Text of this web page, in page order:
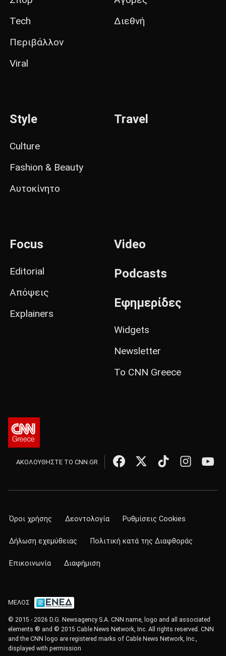
Tech
Περιβάλλον
Viral
Διεθνή
Style
Culture
Fashion & Beauty
Αυτοκίνητο
Travel
Focus
Editorial
Απόψεις
Explainers
Video
Podcasts
Εφημερίδες
Widgets
Newsletter
Το CNN Greece
ΑΚΟΛΟΥΘΗΣΤΕ ΤΟ CNN.GR
Όροι χρήσης Δεοντολογία Ρυθμίσεις Cookies
Δήλωση εχεμύθειας Πολιτική κατά της Διαφθοράς
Επικοινωνία Διαφήμιση
ΜΕΛΟΣ
© 2015 - 2026 D.G. Newsagency S.A. CNN name, logo and all associated
elements ® and © 2015 Cable News Network, Inc. All rights reserved. CNN
and the CNN logo are registered marks of Cable News Network, Inc.,
displayed with permission